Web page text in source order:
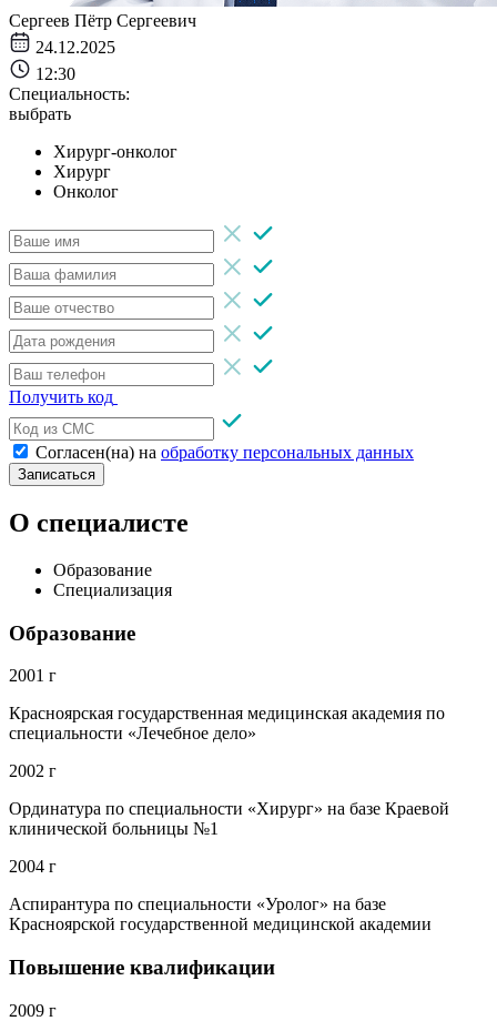
Сергеев Пётр Сергеевич
24.12.2025
12:30
Специальность:
выбрать
Хирург-онколог
Хирург
Онколог
Получить код
Согласен(на) на обработку персональных данных
Записаться
О специалисте
Образование
Специализация
Образование
2001 г
Красноярская государственная медицинская академия по
специальности «Лечебное дело»
2002 г
Ординатура по специальности «Хирург» на базе Краевой
клинической больницы №1
2004 г
Аспирантура по специальности «Уролог» на базе
Красноярской государственной медицинской академии
Повышение квалификации
2009 г